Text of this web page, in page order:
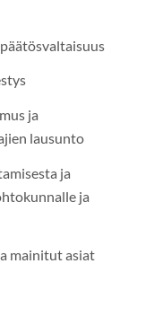
ja
lausunto
ja
ja
mainitut asiat